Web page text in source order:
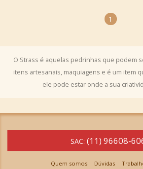
1
O Strass é aquelas pedrinhas que podem
itens artesanais, maquiagens e é um item
ele pode estar onde a sua
SAC: (11) 96608-
Quem somos Dúvidas